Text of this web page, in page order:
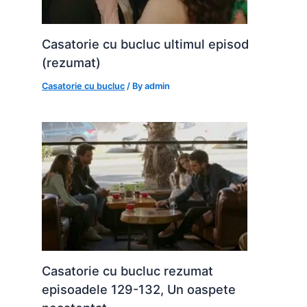
Casatorie cu bucluc ultimul episod
(rezumat)
Casatorie cu bucluc / Byadmin
Casatorie cu bucluc rezumat
episoadele 129-132, Un oaspete